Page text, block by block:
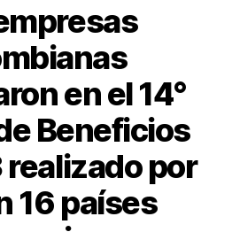
en el 14°
Beneficios
por
16 países